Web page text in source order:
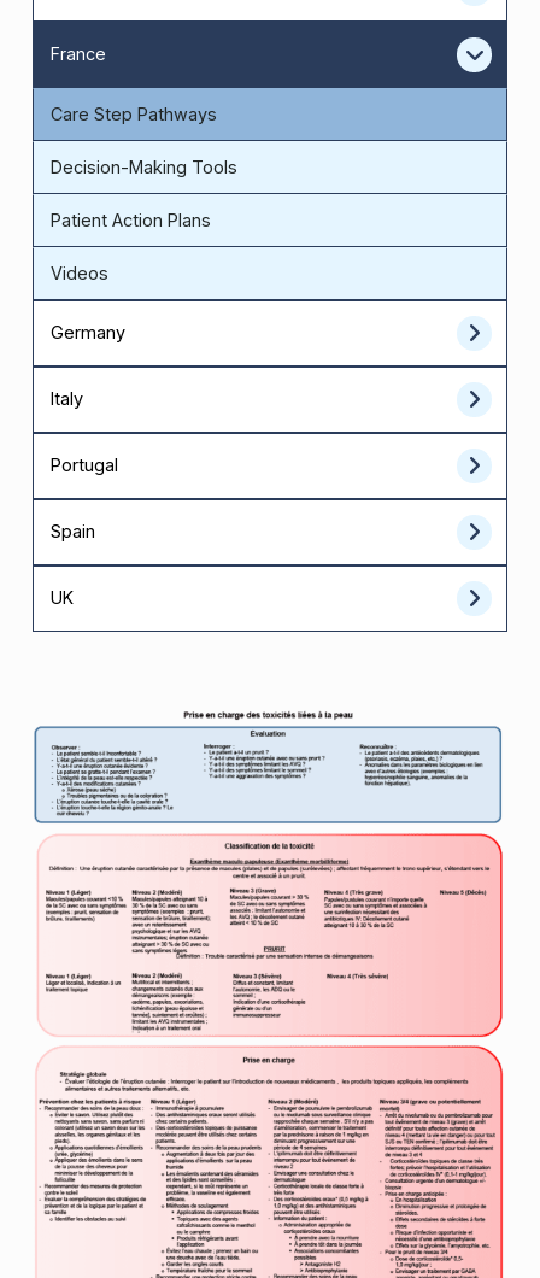
France
Care Step Pathways
Decision-Making Tools
Patient Action Plans
Videos
Germany
Italy
Portugal
Spain
UK